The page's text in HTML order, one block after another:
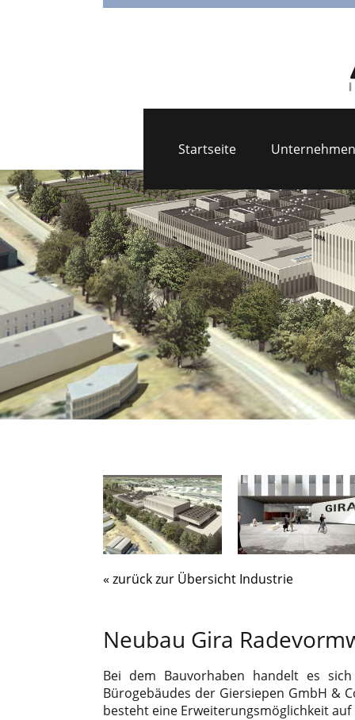
Startseite Unternehmen
« zurück zur Übersicht Industrie
Neubau Gira
Bei dem Bauvorhaben handelt es
Bürogebäudes der Giersiepen GmbH &
besteht eine Erweiterungsmöglichkeit auf